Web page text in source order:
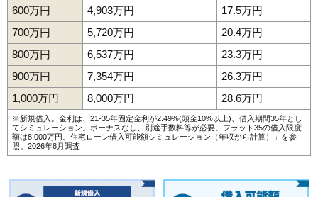
600万円
4,903万円
17.5万円
700万円
5,720万円
20.4万円
800万円
6,537万円
23.3万円
900万円
7,354万円
26.3万円
1,000万円
8,000万円 28.6万円
※新規借入。金利は、21-35年固定金利が2.49%(頭金10%以上)、借入期間35年とし
てシミュレーション。ボーナスなし、別途手数料等が必要。フラット35の借入限度
額は8,000万円。 住宅ローン借入可能額シミュレーション（年収から計算）
」を参
照。2026年8月調査